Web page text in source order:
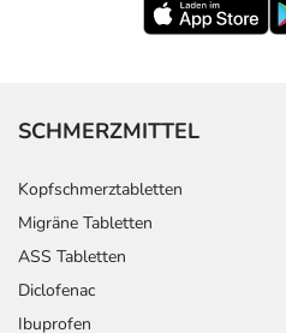
SCHMERZMITTEL
Kopfschmerztabletten
Migräne Tabletten
ASS Tabletten
Diclofenac
Ibuprofen